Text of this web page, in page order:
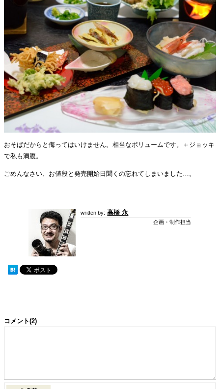
おそばだからと侮ってはいけません。相当なボリュームです。＋ジョッキ
で私も満腹。
ごめんなさい、お値段と発売開始日聞くの忘れてしまいました…。
高橋 永
企画・制作担当
コメント(2)